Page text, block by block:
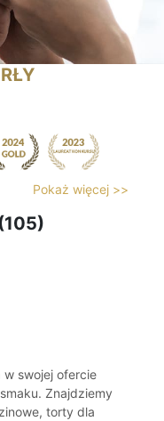
Pokaż więcej >>
w swojej ofercie
Znajdziemy
torty dla